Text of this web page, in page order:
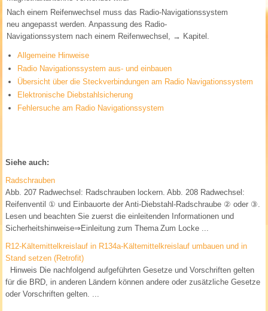
Nach einem Reifenwechsel muss das Radio-Navigationssystem
neu angepasst werden. Anpassung des Radio-
Navigationssystem nach einem Reifenwechsel, → Kapitel.
Allgemeine Hinweise
Radio Navigationssystem aus- und einbauen
Übersicht über die Steckverbindungen am Radio Navigationssystem
Elektronische Diebstahlsicherung
Fehlersuche am Radio Navigationssystem
Siehe auch:
Radschrauben
Abb. 207 Radwechsel: Radschrauben lockern. Abb. 208 Radwechsel:
Reifenventil ① und Einbauorte der Anti-Diebstahl-Radschraube ② oder ③.
Lesen und beachten Sie zuerst die einleitenden Informationen und
Sicherheitshinweise⇒Einleitung zum Thema Zum Locke ...
R12-Kältemittelkreislauf in R134a-Kältemittelkreislauf umbauen und in
Stand setzen (Retrofit)
Hinweis Die nachfolgend aufgeführten Gesetze und Vorschriften gelten
für die BRD, in anderen Ländern können andere oder zusätzliche Gesetze
oder Vorschriften gelten. ...